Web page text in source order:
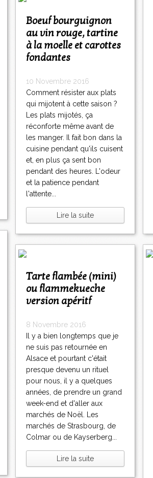
Boeuf bourguignon
au vin rouge, tartine
à la moelle et carottes
fondantes
10 Novembre 2016
Comment résister aux plats
qui mijotent à cette saison ?
Les plats mijotés, ça
réconforte même avant de
les manger. Il fait bon dans la
cuisine pendant qu'ils cuisent
et, en plus ça sent bon
pendant des heures. L'odeur
et la patience pendant
l'attente...
Lire la suite
Tarte flambée (mini)
ou flammekueche
version apéritf
8 Novembre 2016
Il y a bien longtemps que je
ne suis pas retournée en
Alsace et pourtant c'était
presque devenu un rituel
pour nous, il y a quelques
années, de prendre un grand
week-end et d'aller aux
marchés de Noël. Les
marchés de Strasbourg, de
Colmar ou de Kayserberg...
Lire la suite